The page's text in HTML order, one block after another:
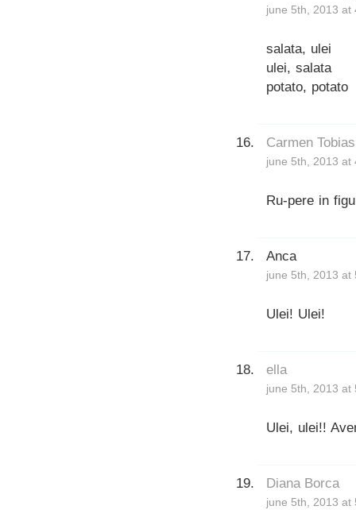
june 5th, 2013 at
salata, ulei
ulei, salata
potato, potato
Carmen Tobias
june 5th, 2013 at
Ru-pere in
Anca
june 5th, 2013 at
Ulei! Ulei!
ella
june 5th, 2013 at
Ulei, ulei!!
Diana Borca
june 5th, 2013 at